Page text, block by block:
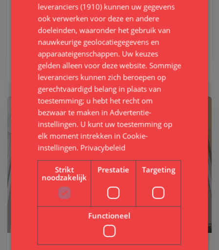
Buitenschilderwerk heeft zeker eens in de 5
jaar groot onderhoud nodig. Ziet u eerder
afbladderende verf, scheuren of blazen neem
dan sneller contact op.
leveranciers (1910)kunnen uw gegevens
ook verwerken voor deze en andere
doeleinden, waaronder het gebruik van
nauwkeurige geolocatiegegevens en
apparaateigenschappen. Uw keuzes
gelden alleen voor deze website. Sommige
leveranciers kunnen zich beroepen op
gerechtvaardigd belang in plaats van
toestemming; u hebt het recht om
bezwaar te maken inAdvertentie-
instellingen. U kunt uw toestemming op
elk moment intrekken in Cookie-
instellingen. Privacybeleid
Strikt
noodzakelijk
Prestatie Targeting
Functioneel